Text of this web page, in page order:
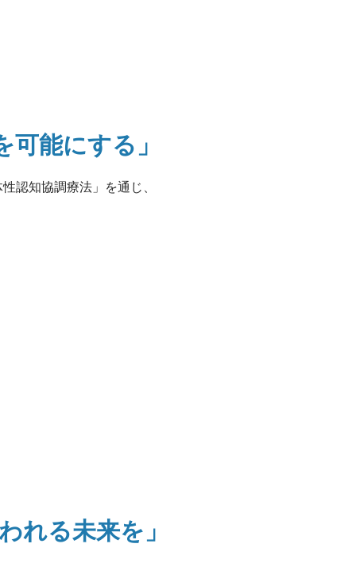
能にする」
認知協調療法」を通じ、
れる未来を」